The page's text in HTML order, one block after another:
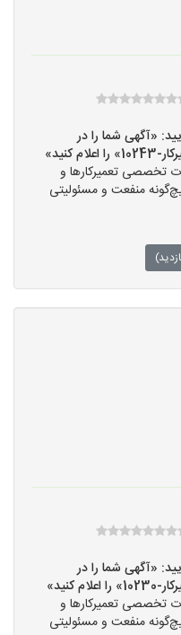
«آگهی شما را در
کنید»
تخصصی تعمیرکارها و
منفعت و مسئولیتی
«آگهی شما را در
کنید»
تخصصی تعمیرکارها و
منفعت و مسئولیتی